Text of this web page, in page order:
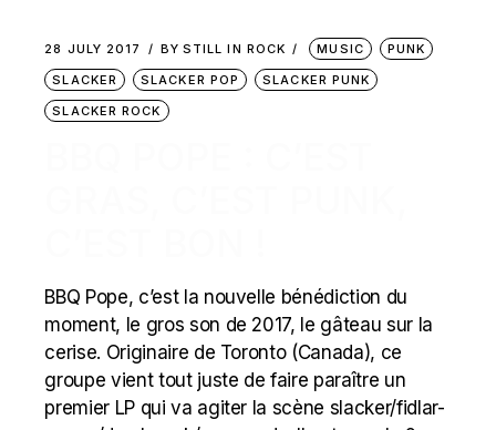
28 JULY 2017 BY STILL IN ROCK MUSIC
PUNK
SLACKER
SLACKER POP
SLACKER PUNK
SLACKER ROCK
BBQ Pope, c’est la nouvelle bénédiction du
moment, le gros son de 2017, le gâteau sur la
cerise. Originaire de Toronto (Canada), ce
groupe vient tout juste de faire paraître un
premier LP qui va agiter la scène slacker/fidlar-